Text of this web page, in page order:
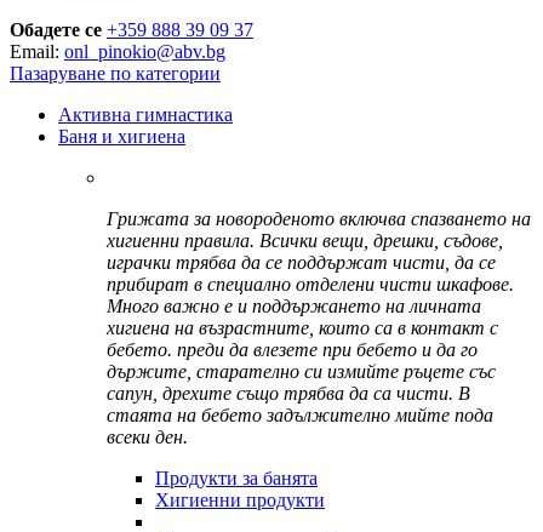
Обадете се +359 888 39 09 37
Email: onl_pinokio@abv.bg
Пазаруване по категории
Активна гимнастика
Баня и хигиена
Грижата за новороденото включва спазването на
хигиенни правила. Всички вещи, дрешки, съдове,
играчки трябва да се поддържат чисти, да се
прибират в специално отделени чисти шкафове.
Много важно е и поддържането на личната
хигиена на възрастните, които са в контакт с
бебето. преди да влезете при бебето и да го
държите, старателно си измийте ръцете със
сапун, дрехите също трябва да са чисти. В
стаята на бебето задължително мийте пода
всеки ден.
Продукти за банята
Хигиенни продукти